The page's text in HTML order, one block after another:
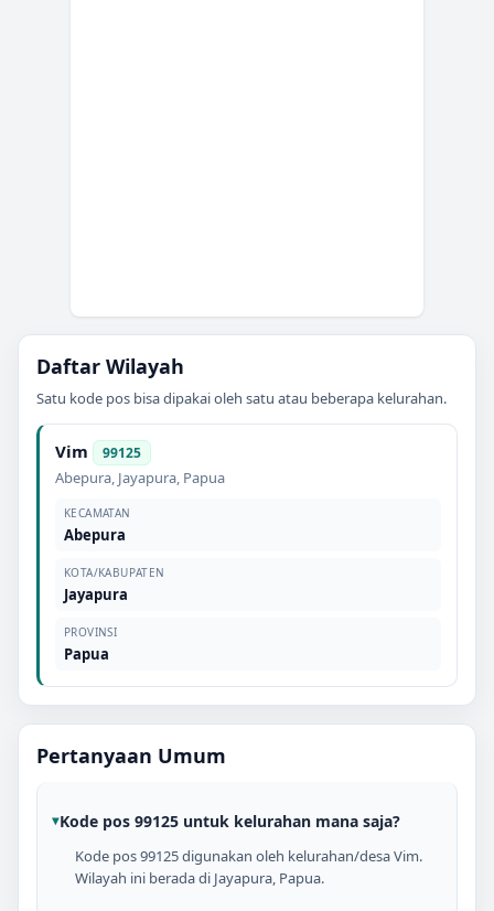
Daftar Wilayah
Satu kode pos bisa dipakai oleh satu atau beberapa kelurahan.
Vim 99125
Abepura, Jayapura, Papua
KECAMATAN
Abepura
KOTA/KABUPATEN
Jayapura
PROVINSI
Papua
Pertanyaan Umum
Kode pos 99125 untuk kelurahan mana saja?
Kode pos 99125 digunakan oleh kelurahan/desa Vim.
Wilayah ini berada di Jayapura, Papua.